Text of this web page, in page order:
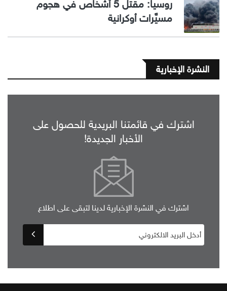
روسيا: مقتل 5 أشخاص في هجوم
مسيَّرات أوكرانية
النشرة الإخبارية
اشترك في قائمتنا البريدية للحصول على
الأخبار الجديدة!
اشترك في النشرة الإخبارية لدينا لتبقى على اطلاع